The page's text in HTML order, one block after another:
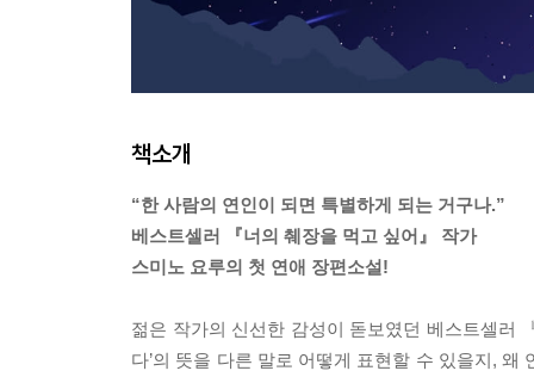
책소개
“한 사람의 연인이 되면 특별하게 되는 거구나.”
베스트셀러 『너의 췌장을 먹고 싶어』 작가
스미노 요루의 첫 연애 장편소설!
젊은 작가의 신선한 감성이 돋보였던 베스트셀러
다’의 뜻을 다른 말로 어떻게 표현할 수 있을지,